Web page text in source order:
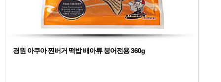
경원 아쿠아 찐버거 떡밥 배아류 붕어전용 360g